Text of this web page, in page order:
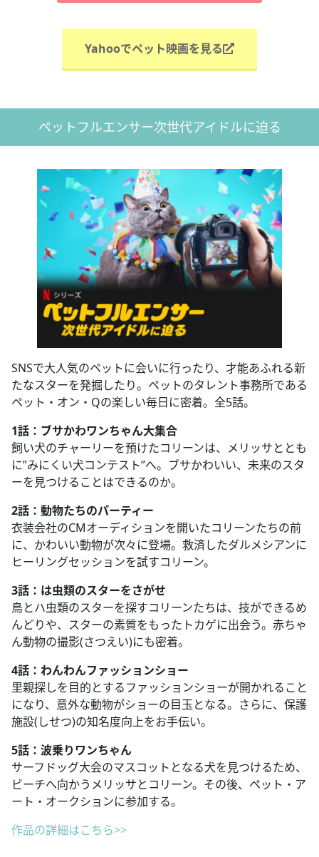
Yahooでペット映画を見る
ペットフルエンサー次世代アイドルに迫る
SNSで大人気のペットに会いに行ったり、才能あふれる新
たなスターを発掘したり。ペットのタレント事務所である
ペット・オン・Qの楽しい毎日に密着。全5話。
1話：ブサかわワンちゃん大集合
飼い犬のチャーリーを預けたコリーンは、メリッサととも
に”みにくい犬コンテスト”へ。ブサかわいい、未来のスタ
ーを見つけることはできるのか。
2話：動物たちのパーティー
衣装会社のCMオーディションを開いたコリーンたちの前
に、かわいい動物が次々に登場。救済したダルメシアンに
ヒーリングセッションを試すコリーン。
3話：は虫類のスターをさがせ
鳥とハ虫類のスターを探すコリーンたちは、技ができるめ
んどりや、スターの素質をもったトカゲに出会う。赤ちゃ
ん動物の撮影(さつえい)にも密着。
4話：わんわんファッションショー
里親探しを目的とするファッションショーが開かれること
になり、意外な動物がショーの目玉となる。さらに、保護
施設(しせつ)の知名度向上をお手伝い。
5話：波乗りワンちゃん
サーフドッグ大会のマスコットとなる犬を見つけるため、
ビーチへ向かうメリッサとコリーン。その後、ペット・ア
ート・オークションに参加する。
作品の詳細はこちら>>